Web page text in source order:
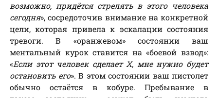
возможно, придётся стрелять в этого человека
сегодня», сосредоточив внимание на конкретной
цели, которая привела к эскалации состояния
тревоги. В «оранжевом» состоянии ваш
ментальный курок ставится на «боевой взвод»:
«Если этот человек сделает Х, мне нужно будет
остановить его». В этом состоянии ваш пистолет
обычно остаётся в кобуре. Пребывание в